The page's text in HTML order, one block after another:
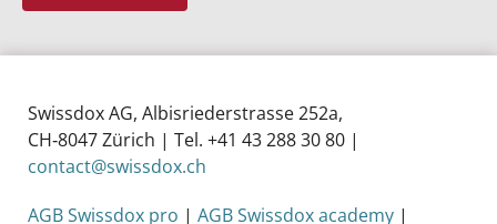
Swissdox AG, Albisriederstrasse 252a,
CH‑8047 Zürich | Tel. +41 43 288 30 80 |
contact@swissdox.ch
AGB Swissdox pro | AGB Swissdox academy |